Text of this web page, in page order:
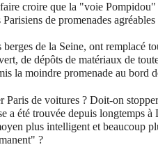
croire que la "voie Pompidou"
de promenades
de la Seine, ont remplacé
de dépôts de matériaux de
la moindre promenade au
de voitures ? Doit-on
a été trouvée depuis longtemps
plus intelligent et beaucoup
?